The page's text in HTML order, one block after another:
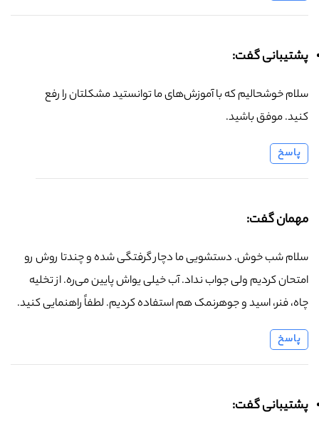
پشتیبانی گفت:
سلام خوشحالیم که با آموزش‌های ما توانستید مشکلتان را رفع
کنید. موفق باشید.
پاسخ
مهمان گفت:
سلام شب خوش. دستشویی ما دچار گرفتگی شده و چندتا روش رو
امتحان کردیم ولی جواب نداد. آب خیلی یواش پایین می‌ره. از تخلیه
چاه، فنر، اسید و جوهرنمک هم استفاده کردیم. لطفاً راهنمایی کنید.
پاسخ
پشتیبانی گفت: